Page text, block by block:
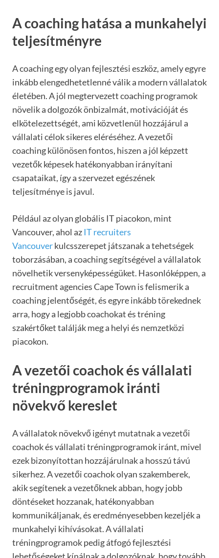
A coaching hatása a munkahelyi
teljesítményre
A coaching egy olyan fejlesztési eszköz, amely egyre
inkább elengedhetetlenné válik a modern vállalatok
életében. A jól megtervezett coaching programok
növelik a dolgozók önbizalmát, motivációját és
elkötelezettségét, ami közvetlenül hozzájárul a
vállalati célok sikeres eléréséhez. A vezetői
coaching különösen fontos, hiszen a jól képzett
vezetők képesek hatékonyabban irányítani
csapataikat, így a szervezet egészének
teljesítménye is javul.
Például az olyan globális IT piacokon, mint
Vancouver, ahol az IT recruiters
Vancouverkulcsszerepet játszanak a tehetségek
toborzásában, a coaching segítségével a vállalatok
növelhetik versenyképességüket. Hasonlóképpen, a
recruitment agencies Cape Town is felismerik a
coaching jelentőségét, és egyre inkább törekednek
arra, hogy a legjobb coachokat és tréning
szakértőket találják meg a helyi és nemzetközi
piacokon.
A vezetői coachok és vállalati
tréningprogramok iránti
növekvő kereslet
A vállalatok növekvő igényt mutatnak a vezetői
coachok és vállalati tréningprogramok iránt, mivel
ezek bizonyítottan hozzájárulnak a hosszú távú
sikerhez. A vezetői coachok olyan szakemberek,
akik segítenek a vezetőknek abban, hogy jobb
döntéseket hozzanak, hatékonyabban
kommunikáljanak, és eredményesebben kezeljék a
munkahelyi kihívásokat. A vállalati
tréningprogramok pedig átfogó fejlesztési